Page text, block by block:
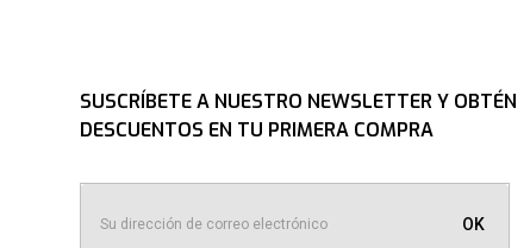
SUSCRÍBETE A NUESTRO NEWSLETTER Y OBTÉN
DESCUENTOS EN TU PRIMERA COMPRA
OK